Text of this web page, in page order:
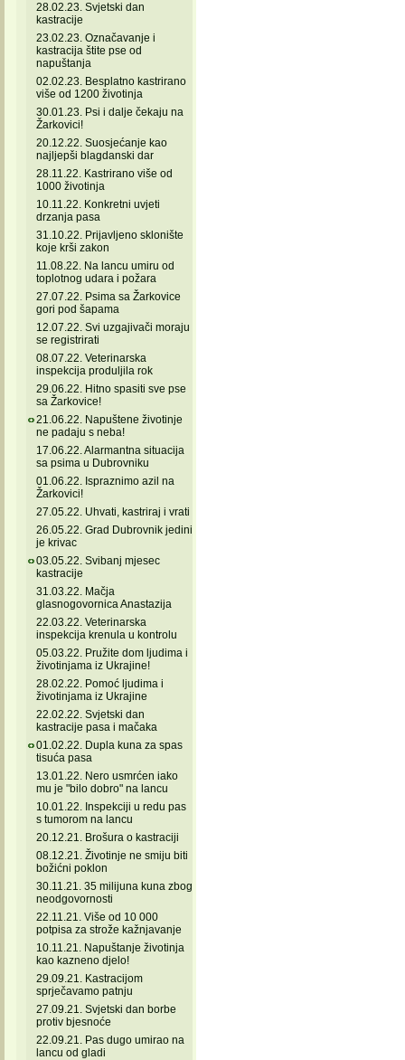
28.02.23. Svjetski dan
kastracije
23.02.23. Označavanje i
kastracija štite pse od
napuštanja
02.02.23. Besplatno kastrirano
više od 1200 životinja
30.01.23. Psi i dalje čekaju na
Žarkovici!
20.12.22. Suosjećanje kao
najljepši blagdanski dar
28.11.22. Kastrirano više od
1000 životinja
10.11.22. Konkretni uvjeti
drzanja pasa
31.10.22. Prijavljeno sklonište
koje krši zakon
11.08.22. Na lancu umiru od
toplotnog udara i požara
27.07.22. Psima sa Žarkovice
gori pod šapama
12.07.22. Svi uzgajivači moraju
se registrirati
08.07.22. Veterinarska
inspekcija produljila rok
29.06.22. Hitno spasiti sve pse
sa Žarkovice!
21.06.22. Napuštene životinje
ne padaju s neba!
17.06.22. Alarmantna situacija
sa psima u Dubrovniku
01.06.22. Ispraznimo azil na
Žarkovici!
27.05.22. Uhvati, kastriraj i vrati
26.05.22. Grad Dubrovnik jedini
je krivac
03.05.22. Svibanj mjesec
kastracije
31.03.22. Mačja
glasnogovornica Anastazija
22.03.22. Veterinarska
inspekcija krenula u kontrolu
05.03.22. Pružite dom ljudima i
životinjama iz Ukrajine!
28.02.22. Pomoć ljudima i
životinjama iz Ukrajine
22.02.22. Svjetski dan
kastracije pasa i mačaka
01.02.22. Dupla kuna za spas
tisuća pasa
13.01.22. Nero usmrćen iako
mu je "bilo dobro" na lancu
10.01.22. Inspekciji u redu pas
s tumorom na lancu
20.12.21. Brošura o kastraciji
08.12.21. Životinje ne smiju biti
božićni poklon
30.11.21. 35 milijuna kuna zbog
neodgovornosti
22.11.21. Više od 10 000
potpisa za strože kažnjavanje
10.11.21. Napuštanje životinja
kao kazneno djelo!
29.09.21. Kastracijom
sprječavamo patnju
27.09.21. Svjetski dan borbe
protiv bjesnoće
22.09.21. Pas dugo umirao na
lancu od gladi